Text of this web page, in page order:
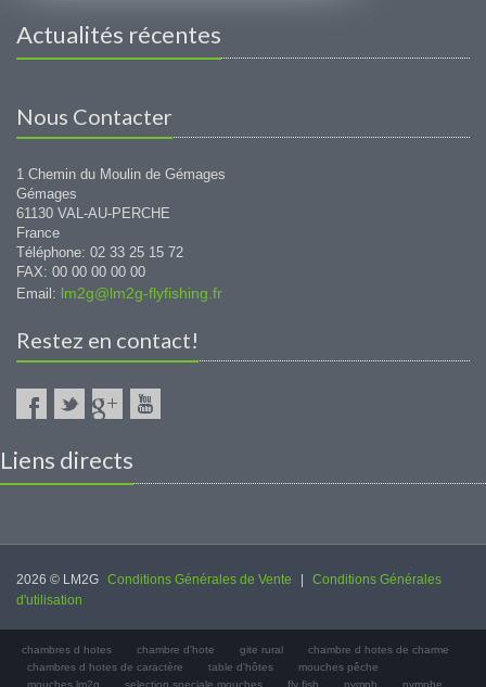
Actualités récentes
Nous Contacter
1 Chemin du Moulin de Gémages
Gémages
61130 VAL-AU-PERCHE
France
Téléphone: 02 33 25 15 72
FAX: 00 00 00 00 00
Email: lm2g@lm2g-flyfishing.fr
Restez en contact!
Liens directs
2026 © LM2G Conditions Générales de Vente
Conditions Générales
d'utilisation
chambres d hotes chambre d'hote gite rural
chambre d hotes de charme
chambres d hotes de caractère
table d'hôtes
mouches pêche
mouches lm2g
selection speciale mouches fly fish nymph nymphe